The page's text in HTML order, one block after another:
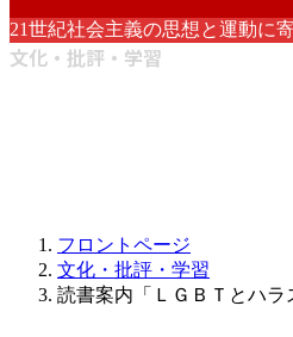
21世紀社会主義の思想と運動に
文化・批評・学習
フロントページ
文化・批評・学習
読書案内「ＬＧＢＴとハラ